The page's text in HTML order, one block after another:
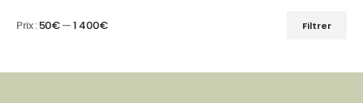
Filtrer
Prix :50€—1 400€